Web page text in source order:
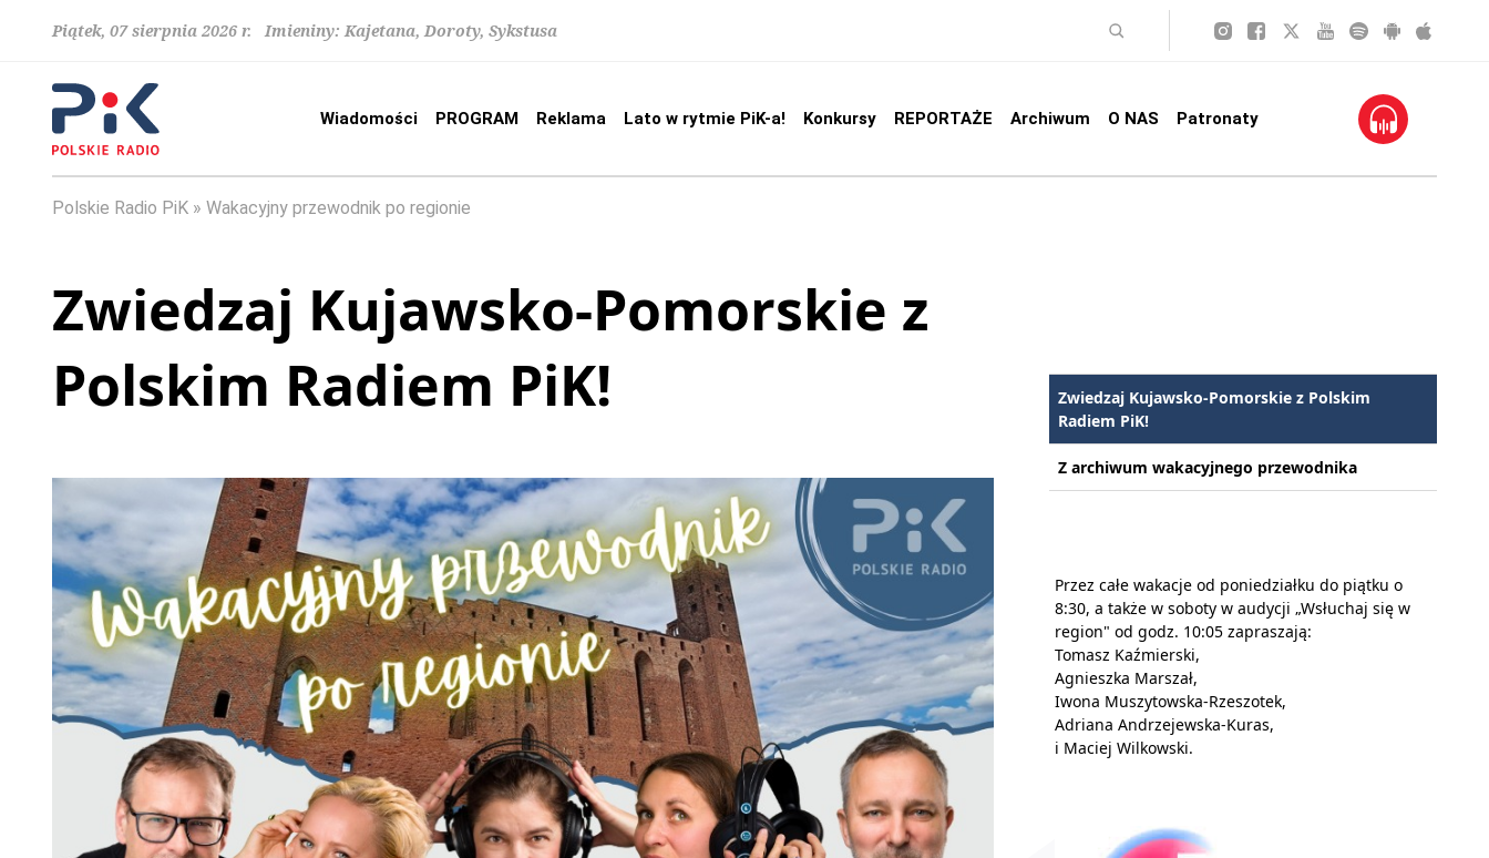
Piątek, 07 sierpnia 2026 r. Imieniny: Kajetana, Doroty, Sykstusa
Wiadomości PROGRAM Reklama Lato w rytmie PiK-a! Konkursy REPORTAŻE Archiwum O NAS Patronaty
Polskie Radio PiK Wakacyjny przewodnik po regionie
Zwiedzaj Kujawsko-Pomorskie z
Polskim Radiem PiK!
Zwiedzaj Kujawsko-Pomorskie z Polskim
Radiem PiK!
Z archiwum wakacyjnego przewodnika
Przez całe wakacje od poniedziałku do piątku o
8:30, a także w soboty w audycji „Wsłuchaj się w
region" od godz. 10:05 zapraszają:
Tomasz Kaźmierski,
Agnieszka Marszał,
Iwona Muszytowska-Rzeszotek,
Adriana Andrzejewska-Kuras,
i Maciej Wilkowski.